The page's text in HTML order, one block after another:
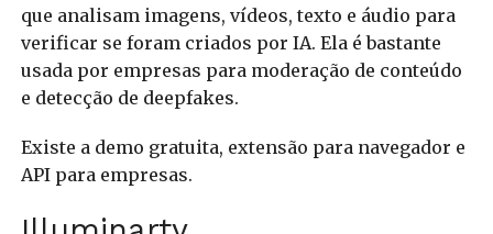
que analisam imagens, vídeos, texto e áudio para
verificar se foram criados por IA. Ela é bastante
usada por empresas para moderação de conteúdo
e detecção de deepfakes.
Existe a demo gratuita, extensão para navegador e
API para empresas.